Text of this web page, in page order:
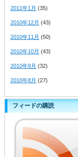
2011年1月 (35)
2010年12月 (43)
2010年11月 (50)
2010年10月 (43)
2010年9月 (32)
2010年8月 (27)
フィードの購読